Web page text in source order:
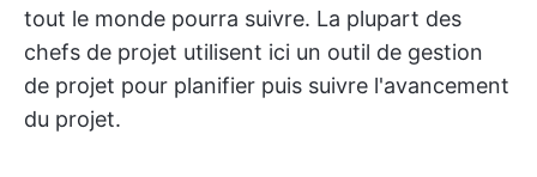
tout le monde pourra suivre. La plupart des
chefs de projet utilisent ici un outil de gestion
de projet pour planifier puis suivre l'avancement
du projet.